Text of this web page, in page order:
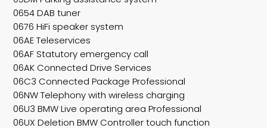
0654 DAB tuner
0676 HiFi speaker system
06AE Teleservices
06AF Statutory emergency call
06AK Connected Drive Services
06C3 Connected Package Professional
06NW Telephony with wireless charging
06U3 BMW Live operating area Professional
06UX Deletion BMW Controller touch function